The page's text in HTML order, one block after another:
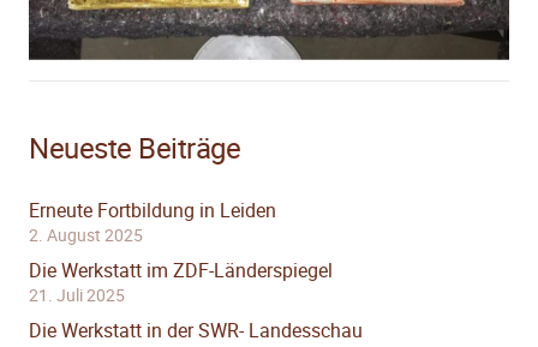
Neueste Beiträge
Erneute Fortbildung in Leiden
2. August 2025
Die Werkstatt im ZDF-Länderspiegel
21. Juli 2025
Die Werkstatt in der SWR- Landesschau